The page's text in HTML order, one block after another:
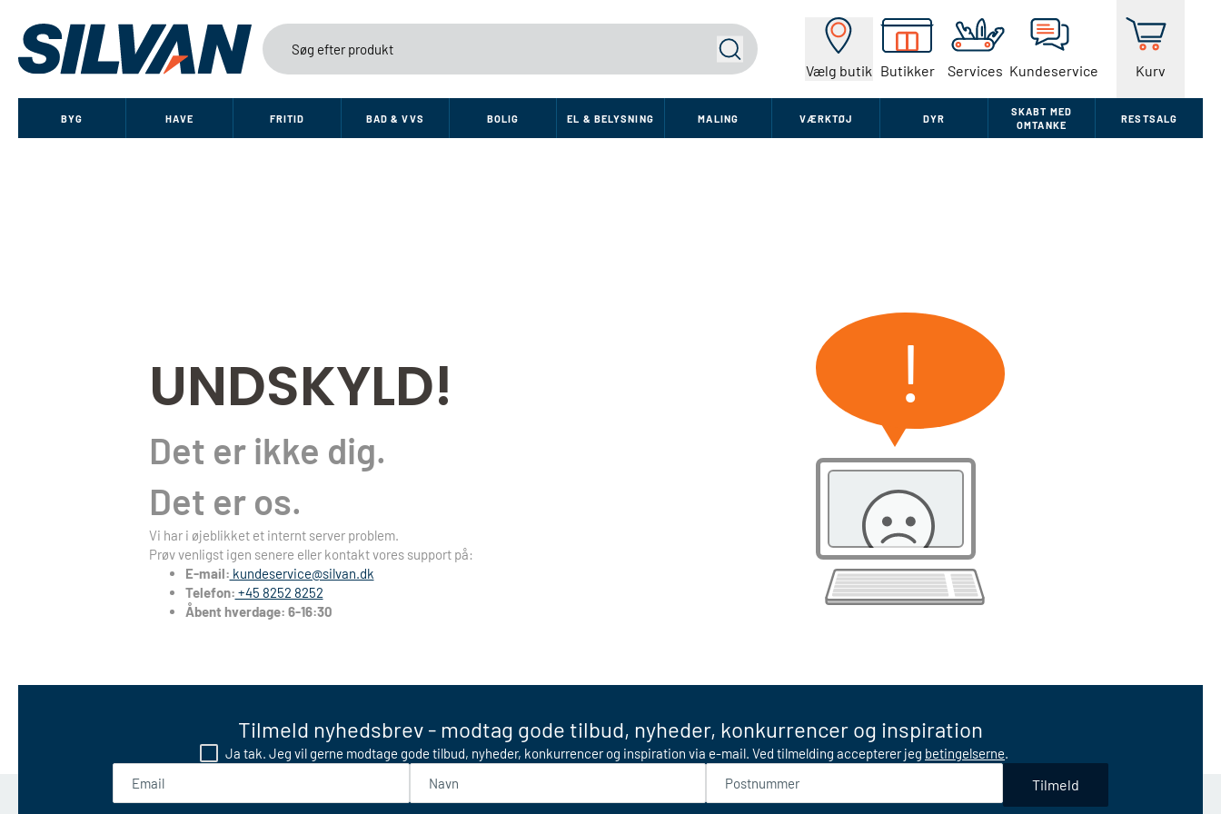
Vælg butik Butikker Services Kundeservice Kurv
Søg
BYG HAVE FRITID BAD & VVS BOLIG EL & BELYSNING MALING VÆRKTØJ DYR
SKABT MED
OMTANKE
RESTSALG
UNDSKYLD!
Det er ikke dig.
Det er os.
Vi har i øjeblikket et internt server problem.
Prøv venligst igen senere eller kontakt vores support på:
E-mail: kundeservice@silvan.dk
Telefon: +45 8252 8252
Åbent hverdage: 6-16:30
!
Tilmeld nyhedsbrev - modtag gode tilbud, nyheder, konkurrencer og inspiration
Ja tak. Jeg vil gerne modtage gode tilbud, nyheder, konkurrencer og inspiration via e-mail. Ved tilmelding accepterer jeg betingelserne.
Tilmeld